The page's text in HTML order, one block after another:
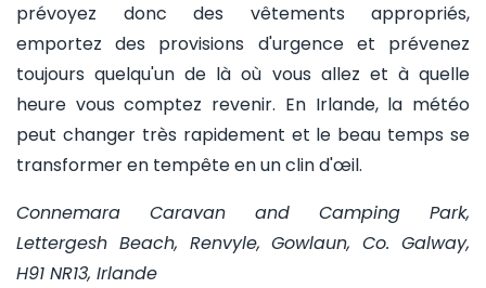
prévoyez donc des vêtements appropriés,
emportez des provisions d'urgence et prévenez
toujours quelqu'un de là où vous allez et à quelle
heure vous comptez revenir. En Irlande, la météo
peut changer très rapidement et le beau temps se
transformer en tempête en un clin d'œil.
Connemara Caravan and Camping Park,
Lettergesh Beach, Renvyle, Gowlaun, Co. Galway,
H91 NR13, Irlande